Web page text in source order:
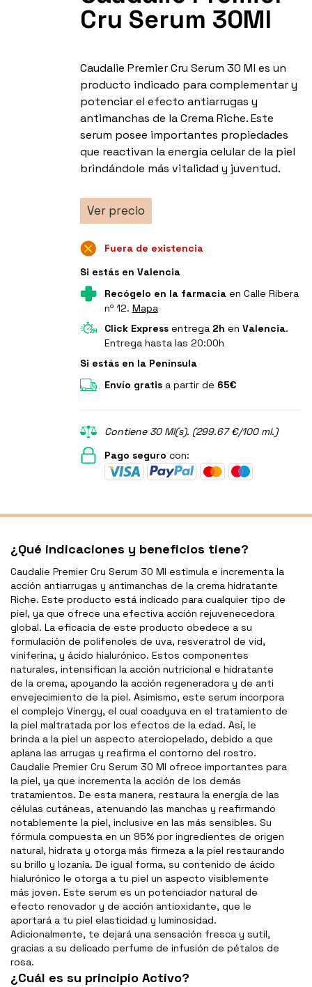
Cru Serum 30Ml
Caudalie Premier Cru Serum 30 Ml es un
producto indicado para complementar y
potenciar el efecto antiarrugas y
antimanchas de la Crema Riche. Este
serum posee importantes propiedades
que reactivan la energía celular de la piel
brindándole más vitalidad y juventud.
Ver precio
Fuera de existencia
Si estás en Valencia
Recógelo en la farmaciaen Calle Ribera
nº 12. Mapa
Click Expressentrega 2h en Valencia.
Entrega hasta las 20:00h
Si estás en la Península
Envío gratisa partir de 65€
Contiene 30 Ml(s). (299.67 €/100 ml.)
Pago seguro con:
¿Qué indicaciones y beneficios tiene?
Caudalie Premier Cru Serum 30 Ml estimula e incrementa la
acción antiarrugas y antimanchas de la crema hidratante
Riche. Este producto está indicado para cualquier tipo de
piel, ya que ofrece una efectiva acción rejuvenecedora
global. La eficacia de este producto obedece a su
formulación de polifenoles de uva, resveratrol de vid,
viniferina, y ácido hialurónico. Estos componentes
naturales, intensifican la acción nutricional e hidratante
de la crema, apoyando la acción regeneradora y de anti
envejecimiento de la piel. Asimismo, este serum incorpora
el complejo Vinergy, el cual coadyuva en el tratamiento de
la piel maltratada por los efectos de la edad. Así, le
brinda a la piel un aspecto aterciopelado, debido a que
aplana las arrugas y reafirma el contorno del rostro.
Caudalie Premier Cru Serum 30 Ml ofrece importantes para
la piel, ya que incrementa la acción de los demás
tratamientos. De esta manera, restaura la energía de las
células cutáneas, atenuando las manchas y reafirmando
notablemente la piel, inclusive en las más sensibles. Su
fórmula compuesta en un 95% por ingredientes de origen
natural, hidrata y otorga más firmeza a la piel restaurando
su brillo y lozanía. De igual forma, su contenido de ácido
hialurónico le otorga a tu piel un aspecto visiblemente
más joven. Este serum es un potenciador natural de
efecto renovador y de acción antioxidante, que le
aportará a tu piel elasticidad y luminosidad.
Adicionalmente, te dejará una sensación fresca y sutil,
gracias a su delicado perfume de infusión de pétalos de
rosa.
¿Cuál es su principio Activo?